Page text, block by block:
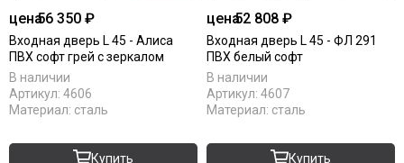
цена56 350 ₽
Входная дверь L 45 - Алиса
ПВХ софт грей с зеркалом
В наличии
Артикул: 4606
Материал: сталь
Купить
цена52 808 ₽
Входная дверь L 45 - ФЛ 291
ПВХ белый софт
В наличии
Артикул: 4607
Материал: сталь
Купить